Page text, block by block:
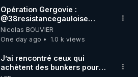
Opération Gergovie :
‪@38resistancegauloise‬
‪@MarionSigautOfficiel‬
‪@gladysriifard5710‬ Laëtitia
Nicolas BOUVIER
One day ago
1.0 k views
J’ai rencontré ceux qui
achètent des bunkers pour